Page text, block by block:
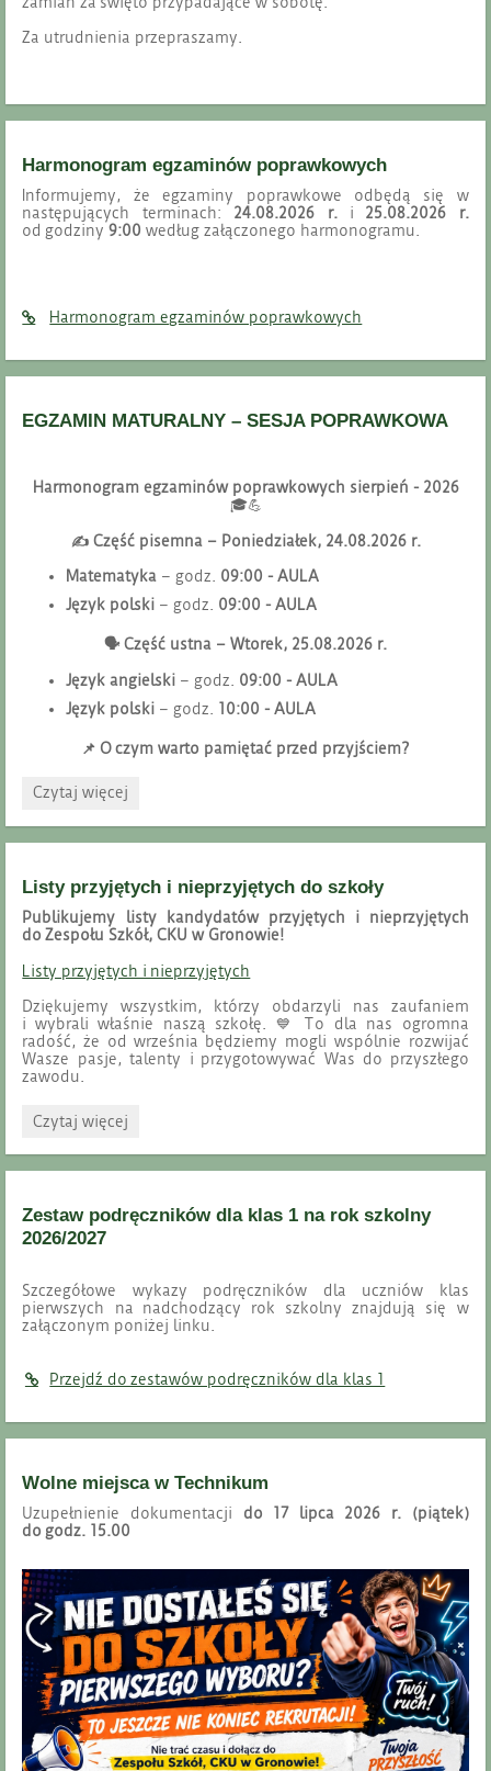
Za utrudnienia przepraszamy.
Harmonogram egzaminów poprawkowych
Informujemy, że egzaminy poprawkowe odbędą się w
następujących terminach: 24.08.2026 r.i 25.08.2026 r.
od godziny9:00 według załączonego harmonogramu.
Harmonogram egzaminów poprawkowych
EGZAMIN MATURALNY – SESJA POPRAWKOWA
Harmonogram egzaminów poprawkowych sierpień - 2026
🎓💪
✍️Część pisemna – Poniedziałek, 24.08.2026 r.
Matematyka – godz. 09:00 - AULA
Język polski – godz. 09:00 - AULA
🗣️ Część ustna – Wtorek, 25.08.2026 r.
Język angielski – godz. 09:00 - AULA
Język polski – godz. 10:00 - AULA
📌 O czym warto pamiętać przed przyjściem?
EGZAMIN
–
SESJA
:
Czytaj więcej
Listy przyjętych i nieprzyjętych do szkoły
Publikujemy listy kandydatów przyjętych i nieprzyjętych
do Zespołu Szkół, CKU w Gronowie!
Listy przyjętych i nieprzyjętych
Dziękujemy wszystkim, którzy obdarzyli nas zaufaniem
i wybrali właśnie naszą szkołę. 💙 To dla nas ogromna
radość, że od września będziemy mogli wspólnie rozwijać
Wasze pasje, talenty i przygotowywać Was do przyszłego
zawodu.
Listy
i
nieprzyjętych
szkoły:
Czytaj więcej
Zestaw podręczników dla klas 1 na rok szkolny
2026/2027
Szczegółowe wykazy podręczników dla uczniów klas
pierwszych na nadchodzący rok szkolny znajdują się w
załączonym poniżej linku.
Przejdź do zestawów podręczników dla klas 1
Wolne miejsca w Technikum
Uzupełnienie dokumentacji do 17 lipca 2026 r. (piątek)
do godz. 15.00